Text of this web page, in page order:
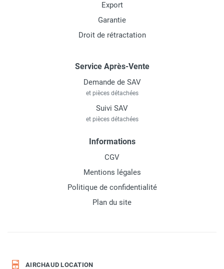
Export
Garantie
Droit de rétractation
Service Après-Vente
Demande de SAV
et pièces détachées
Suivi SAV
et pièces détachées
Informations
CGV
Mentions légales
Politique de confidentialité
Plan du site
AIRCHAUD LOCATION